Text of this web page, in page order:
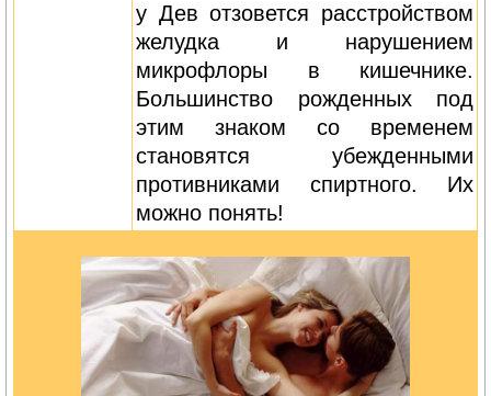
у Дев отзовется расстройством
желудка и нарушением
микрофлоры в кишечнике.
Большинство рожденных под
этим знаком со временем
становятся убежденными
противниками спиртного. Их
можно понять!